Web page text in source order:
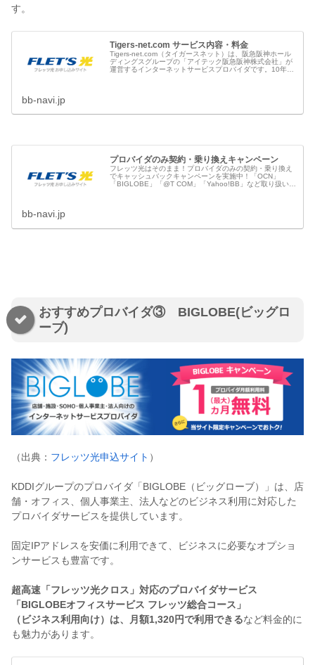
す。
Tigers-net.com サービス内容・料金
Tigers-net.com（タイガースネット）は、阪急阪神ホール
ディングスグループの「アイテック阪急阪神株式会社」が
運営するインターネットサービスプロバイダです。10年以
bb-navi.jp
プロバイダのみ契約・乗り換えキャンペーン
フレッツ光はそのまま！プロバイダのみの契約・乗り換え
でキャッシュバックキャンペーンを実施中！「OCN」
「BIGLOBE」「@T COM」「Yahoo!BB」など取り扱い、
bb-navi.jp
おすすめプロバイダ③ BIGLOBE(ビッグロ
ーブ)
（出典： フレッツ光申込サイト ）
KDDIグループのプロバイダ「BIGLOBE（ビッグローブ）」は、店
舗・オフィス、個人事業主、法人などのビジネス利用に対応した
プロバイダサービスを提供しています。
固定IPアドレスを安価に利用できて、ビジネスに必要なオプショ
ンサービスも豊富です。
超高速「フレッツ光クロス」対応のプロバイダサービス
「BIGLOBEオフィスサービス フレッツ総合コース」
（ビジネス利用向け）は、月額1,320円で利用できるなど料金的に
も魅力があります。